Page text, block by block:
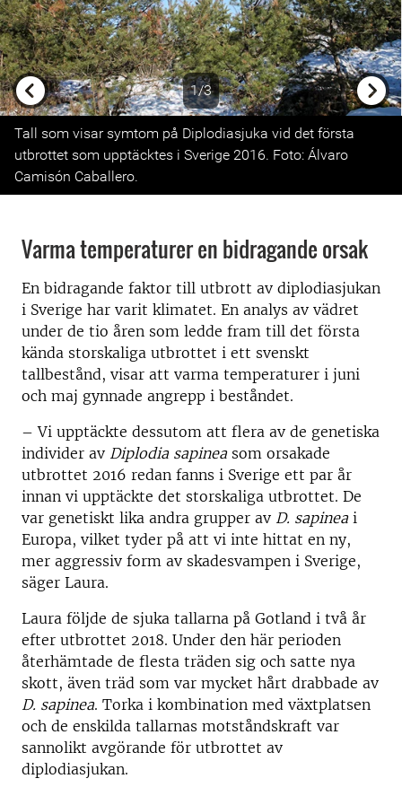
1/3
Previous
Tall som visar symtom på Diplodiasjuka vid det första
utbrottet som upptäcktes i Sverige 2016. Foto: Álvaro
Camisón Caballero.
Varma temperaturer en bidragande orsak
En bidragande faktor till utbrott av diplodiasjukan
i Sverige har varit klimatet. En analys av vädret
under de tio åren som ledde fram till det första
kända storskaliga utbrottet i ett svenskt
tallbestånd, visar att varma temperaturer i juni
och maj gynnade angrepp i beståndet.
– Vi upptäckte dessutom att flera av de genetiska
individer av Diplodia sapineasom orsakade
utbrottet 2016 redan fanns i Sverige ett par år
innan vi upptäckte det storskaliga utbrottet. De
var genetiskt lika andra grupper av D. sapineai
Europa, vilket tyder på att vi inte hittat en ny,
mer aggressiv form av skadesvampen i Sverige,
säger Laura.
Laura följde de sjuka tallarna på Gotland i två år
efter utbrottet 2018. Under den här perioden
återhämtade de flesta träden sig och satte nya
skott, även träd som var mycket hårt drabbade av
D. sapinea. Torka i kombination med växtplatsen
och de enskilda tallarnas motståndskraft var
sannolikt avgörande för utbrottet av
diplodiasjukan.